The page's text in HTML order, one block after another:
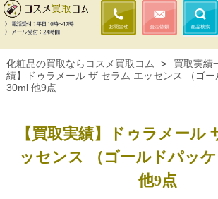
化粧品の買取ならコスメ買取コム > 買取実績
績】ドゥラメール ザ セラム エッセンス （ゴー
30ml 他9点
【買取実績】ドゥラメール
ッセンス （ゴールドパッ
他9点